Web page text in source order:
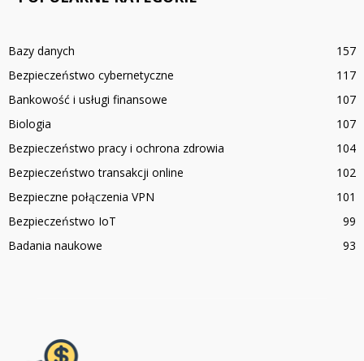
Bazy danych
157
Bezpieczeństwo cybernetyczne
117
Bankowość i usługi finansowe
107
Biologia
107
Bezpieczeństwo pracy i ochrona zdrowia
104
Bezpieczeństwo transakcji online
102
Bezpieczne połączenia VPN
101
Bezpieczeństwo IoT
99
Badania naukowe
93